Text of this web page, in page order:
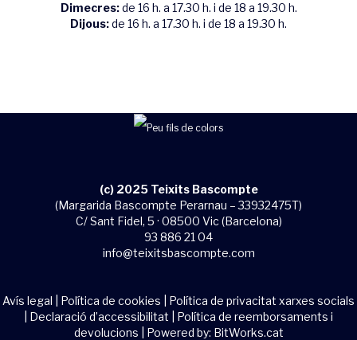
Dimecres:de 16 h. a 17.30 h. i de 18 a 19.30 h.
Dijous:de 16 h. a 17.30 h. i de 18 a 19.30 h.
(c) 2025 Teixits Bascompte
(Margarida Bascompte Perarnau – 33932475T)
C/ Sant Fidel, 5 · 08500 Vic (Barcelona)
93 886 21 04
info@teixitsbascompte.com
Avís legal Política de cookies
Política de privacitat xarxes socials
Declaració d’accessibilitat
Política de reemborsaments i
devolucions | Powered by: BitWorks.cat